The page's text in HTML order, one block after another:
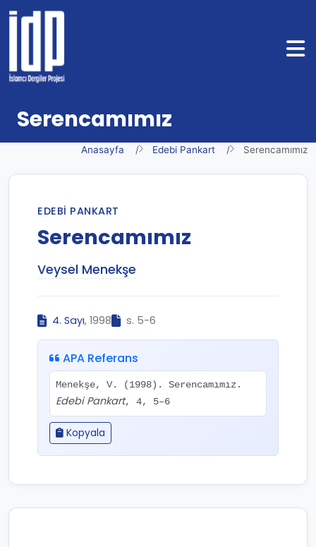
Serencamımız
Anasayfa Edebi Pankart Serencamımız
EDEBI PANKART
Serencamımız
Veysel Menekşe
4. Sayı, 1998 s. 5-6
APA Referans
Menekşe, V. (1998). Serencamımız.
Edebi Pankart, 4, 5–6
Kopyala